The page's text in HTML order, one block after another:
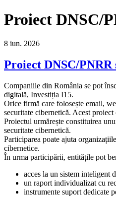
Proiect DNSC/
8 iun. 2026
Proiect DNSC/
Companiile din România se pot
digitală, Investiția I15.
Orice firmă care folosește email,
securitate cibernetică. Acest
Proiectul urmărește constituirea
securitate cibernetică.
Participarea poate ajuta
cibernetice.
În urma participării, entitățile pot
acces la un sistem inteligent
un raport individualizat cu
instrumente suport dedicate